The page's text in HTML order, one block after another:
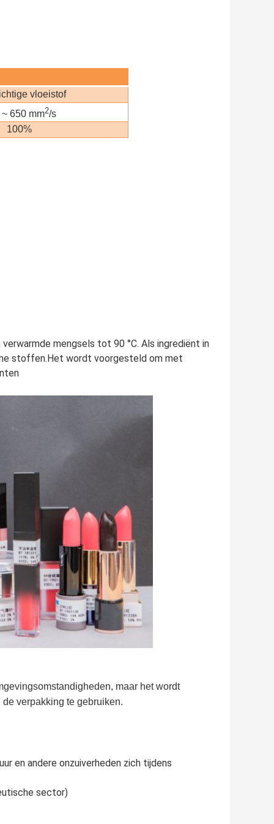
vloeistof
650 mm2/s
100%
mengsels tot 90 °C. Als ingrediënt in
stoffen.Het wordt voorgesteld om met
maar het wordt
verpakking te gebruiken.
en andere onzuiverheden zich tijdens
sector)